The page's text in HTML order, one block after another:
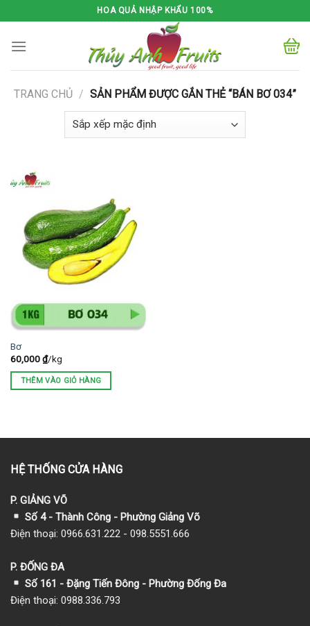
to
content
HOA QUẢ NHẬP KHẨU 100%
TRANG CHỦ / SẢN PHẨM ĐƯỢC GẮN THẺ “BÁN BƠ 034”
Bơ
60,000₫/kg
THÊM VÀO GIỎ HÀNG
HỆ THỐNG CỬA HÀNG
P. GIẢNG VÕ
Số 4 - Thành Công - Phường Giảng Võ
Điện thoại: 0966.631.222 - 098.5551.666
P. ĐỐNG ĐA
Số 161 - Đặng Tiến Đông - Phường Đống Đa
Điện thoại: 0988.336.793